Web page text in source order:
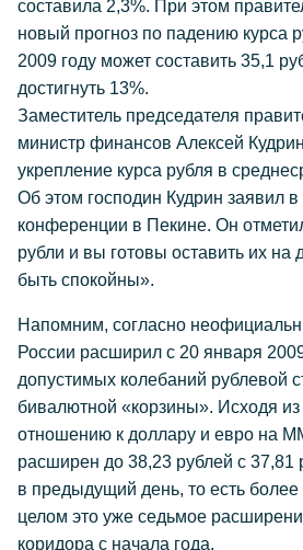
составила 2,3%. При этом
новый прогноз по падению курса
2009 году может составить 35,1
достигнуть 13%.
Заместитель председателя
министр финансов Алексей
укрепление курса рубля в
Об этом господин Кудрин заявил в
конференции в Пекине. Он
рубли и вы готовы оставить их на
быть спокойны».
Напомним, согласно
России расширил с 20 января
допустимых колебаний рублевой
бивалютной «корзины». Исходя из
отношению к доллару и евро на
расширен до 38,23 рублей с 37,81
в предыдущий день, то есть
целом это уже седьмое
коридора с начала года.